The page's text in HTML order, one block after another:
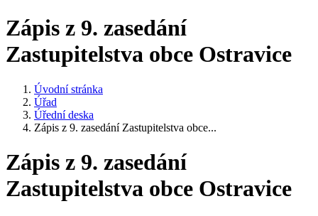
Zápis z 9. zasedání
Zastupitelstva obce Ostravice
Úvodní stránka
Úřad
Úřední deska
Zápis z 9. zasedání Zastupitelstva obce...
Zápis z 9. zasedání
Zastupitelstva obce Ostravice